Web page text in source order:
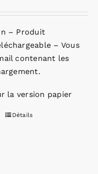
– Produit
– Vous
contenant les
la version papier
Détails